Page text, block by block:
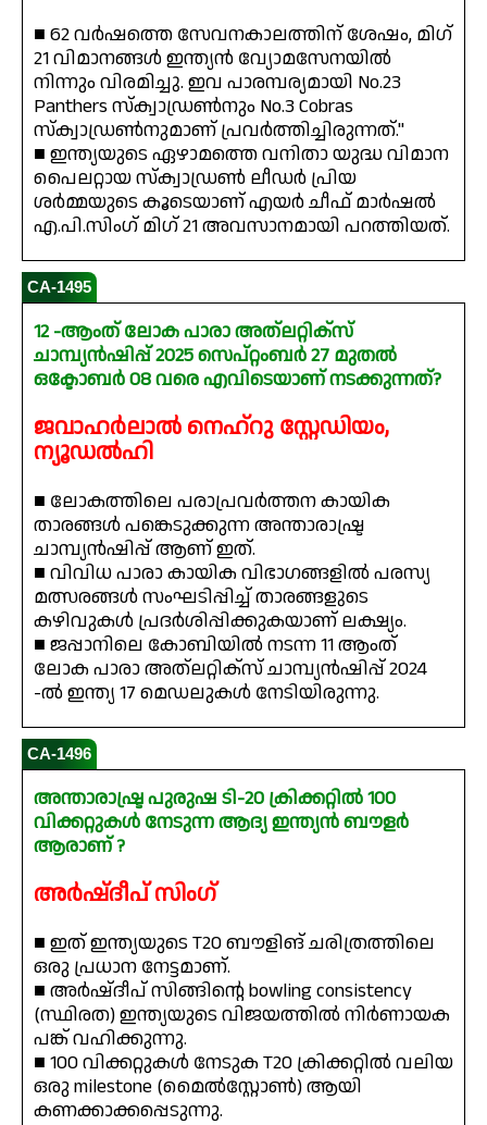
■ 62 വർഷത്തെ സേവനകാലത്തിന് ശേഷം, മിഗ്
21 വിമാനങ്ങൾ ഇന്ത്യൻ വ്യോമസേനയിൽ
നിന്നും വിരമിച്ചു. ഇവ പാരമ്പര്യമായി No.23
Panthers സ്ക്വാഡ്രൺനും No.3 Cobras
സ്ക്വാഡ്രൺനുമാണ് പ്രവർത്തിച്ചിരുന്നത്."
■ ഇന്ത്യയുടെ ഏഴാമത്തെ വനിതാ യുദ്ധ വിമാന
പൈലറ്റായ സ്ക്വാഡ്രൺ ലീഡർ പ്രിയ
ശർമ്മയുടെ കൂടെയാണ് എയർ ചീഫ് മാർഷൽ
എ.പി.സിംഗ് മിഗ് 21 അവസാനമായി പറത്തിയത്.
CA-1495
12 -ആംത് ലോക പാരാ അത്ലറ്റിക്സ്
ചാമ്പ്യൻഷിപ്പ് 2025 സെപ്റ്റംബർ 27 മുതൽ
ഒക്ടോബർ 08 വരെ എവിടെയാണ് നടക്കുന്നത്?
ജവാഹർലാൽ നെഹ്‌റു സ്റ്റേഡിയം,
ന്യൂഡൽഹി
■ ലോകത്തിലെ പരാപ്രവർത്തന കായിക
താരങ്ങൾ പങ്കെടുക്കുന്ന അന്താരാഷ്ട്ര
ചാമ്പ്യൻഷിപ്പ് ആണ് ഇത്.
■ വിവിധ പാരാ കായിക വിഭാഗങ്ങളിൽ പരസ്യ
മത്സരങ്ങൾ സംഘടിപ്പിച്ച് താരങ്ങളുടെ
കഴിവുകൾ പ്രദർശിപ്പിക്കുകയാണ് ലക്ഷ്യം.
■ ജപ്പാനിലെ കോബിയിൽ നടന്ന 11 ആംത്
ലോക പാരാ അത്ലറ്റിക്സ് ചാമ്പ്യൻഷിപ്പ് 2024
-ൽ ഇന്ത്യ 17 മെഡലുകൾ നേടിയിരുന്നു.
CA-1496
അന്താരാഷ്ട്ര പുരുഷ ടി-20 ക്രിക്കറ്റിൽ 100
വിക്കറ്റുകൾ നേടുന്ന ആദ്യ ഇന്ത്യൻ ബൗളർ
ആരാണ് ?
അർഷ്ദീപ് സിംഗ്
■ ഇത് ഇന്ത്യയുടെ T20 ബൗളിങ് ചരിത്രത്തിലെ
ഒരു പ്രധാന നേട്ടമാണ്.
■ അർഷ്ദീപ് സിങ്ങിന്റെ bowling consistency
(സ്ഥിരത) ഇന്ത്യയുടെ വിജയത്തിൽ നിർണായക
പങ്ക് വഹിക്കുന്നു.
■ 100 വിക്കറ്റുകൾ നേടുക T20 ക്രിക്കറ്റിൽ വലിയ
ഒരു milestone (മൈൽസ്റ്റോൺ) ആയി
കണക്കാക്കപ്പെടുന്നു.